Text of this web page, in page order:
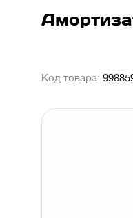
Код товара: